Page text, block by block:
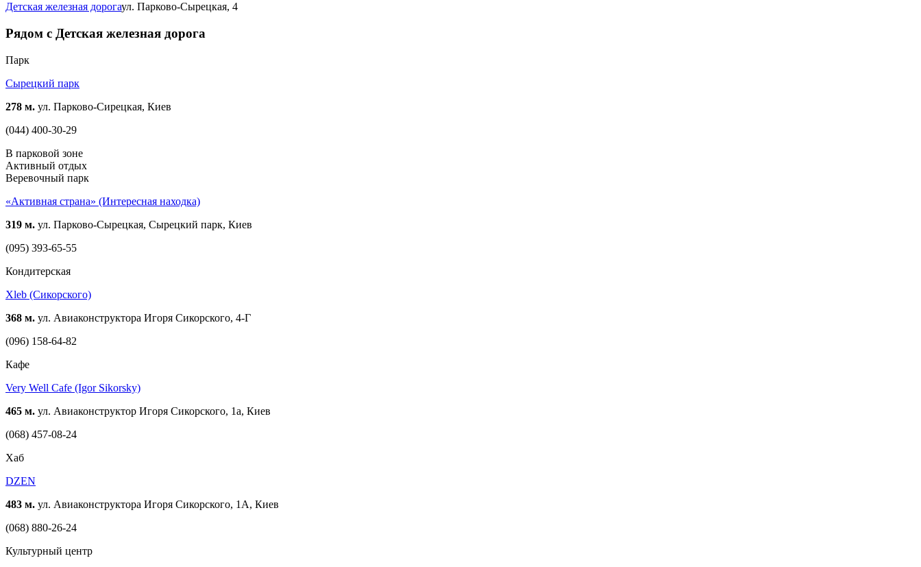
Детская железная дорогаул. Парково-Сырецкая, 4
Рядом с Детская железная дорога
Парк
Сырецкий парк
278 м. ул. Парково-Сирецкая, Киев
(044) 400-30-29
В парковой зоне
Активный отдых
Веревочный парк
«Активная страна» (Интересная находка)
319 м. ул. Парково-Сырецкая, Сырецкий парк, Киев
(095) 393-65-55
Кондитерская
Xleb (Сикорского)
368 м. ул. Авиаконструктора Игоря Сикорского, 4-Г
(096) 158-64-82
Кафе
Very Well Cafe (Igor Sikorsky)
465 м. ул. Авиаконструктор Игоря Сикорского, 1а, Киев
(068) 457-08-24
Хаб
DZEN
483 м. ул. Авиаконструктора Игоря Сикорского, 1А, Киев
(068) 880-26-24
Культурный центр